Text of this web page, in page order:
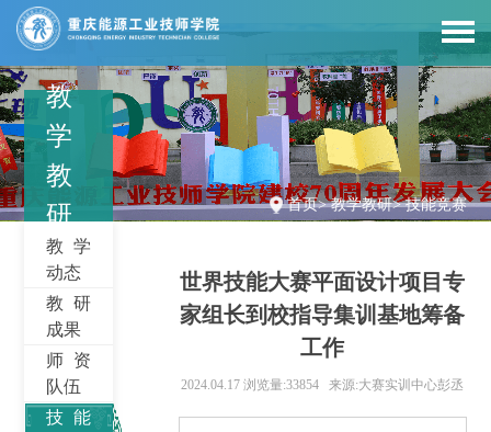
首页>教学教研>技能竞赛
教
学
教
研
教学
动态
教研
成果
师资
队伍
技能
世界技能大赛平面设计项目专
家组长到校指导集训基地筹备
工作
2024.04.17 浏览量:33854 来源:大赛实训中心彭丞